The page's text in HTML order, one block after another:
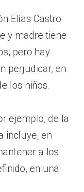
Elías Castro
y madre tiene
pero hay
perjudicar, en
los niños.
ejemplo, de la
incluye, en
a los
en una